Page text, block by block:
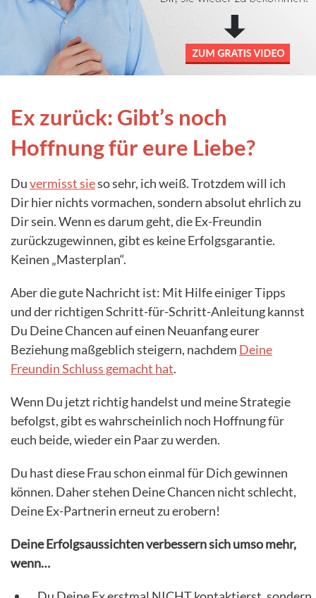
Ex zurück: Gibt’s noch
Hoffnung für eure Liebe?
Duvermisst sieso sehr, ich weiß. Trotzdem will ich
Dir hier nichts vormachen, sondern absolut ehrlich zu
Dir sein. Wenn es darum geht, die Ex-Freundin
zurückzugewinnen, gibt es keine Erfolgsgarantie.
Keinen „Masterplan“.
Aber die gute Nachricht ist: Mit Hilfe einiger Tipps
und der richtigen Schritt-für-Schritt-Anleitung kannst
Du Deine Chancen auf einen Neuanfang eurer
Beziehung maßgeblich steigern, nachdem Deine
Freundin Schluss gemacht hat.
Wenn Du jetzt richtig handelst und meine Strategie
befolgst, gibt es wahrscheinlich noch Hoffnung für
euch beide, wieder ein Paar zu werden.
Du hast diese Frau schon einmal für Dich gewinnen
können. Daher stehen Deine Chancen nicht schlecht,
Deine Ex-Partnerin erneut zu erobern!
Deine Erfolgsaussichten verbessern sich umso mehr,
wenn…